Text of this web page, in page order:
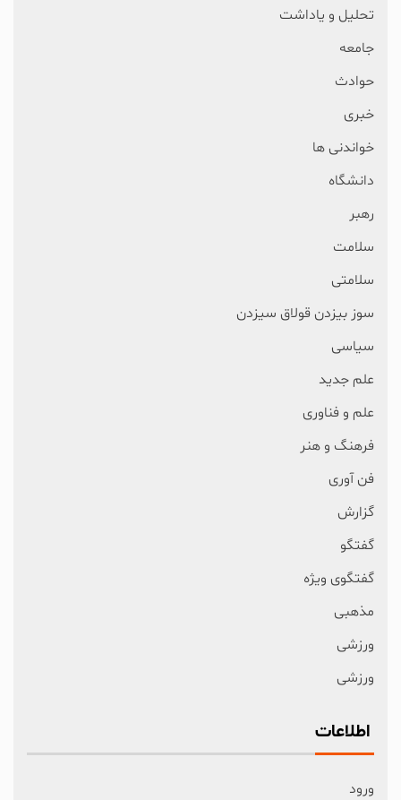
تحلیل و یاداشت
جامعه
حوادث
خبری
خواندنی ها
دانشگاه
رهبر
سلامت
سلامتی
سوز بیزدن قولاق سیزدن
سیاسی
علم جدید
علم و فناوری
فرهنگ و هنر
فن آوری
گزارش
گفتگو
گفتگوی ویژه
مذهبی
ورزشی
ورزشی
اطلاعات
ورود